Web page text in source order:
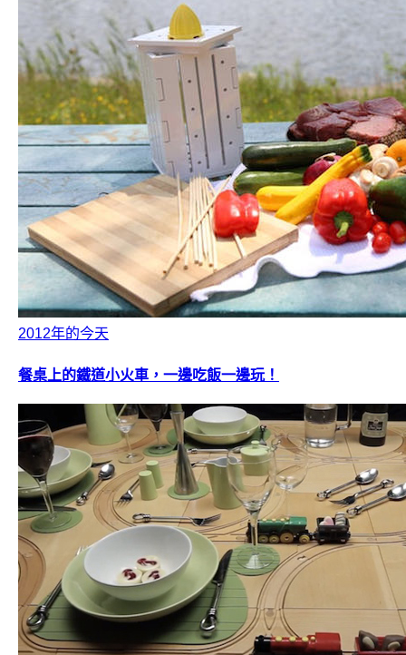
2012年的今天
餐桌上的鐵道小火車，一邊吃飯一邊玩！